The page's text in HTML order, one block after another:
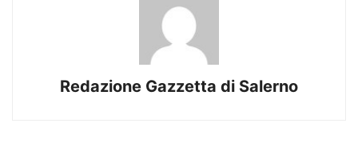
Redazione Gazzetta di Salerno